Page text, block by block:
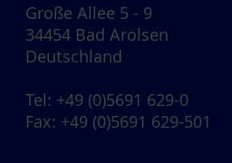
Große Allee 5 - 9
34454 Bad Arolsen
Deutschland
Tel: +49 (0)5691 629-0
Fax: +49 (0)5691 629-501